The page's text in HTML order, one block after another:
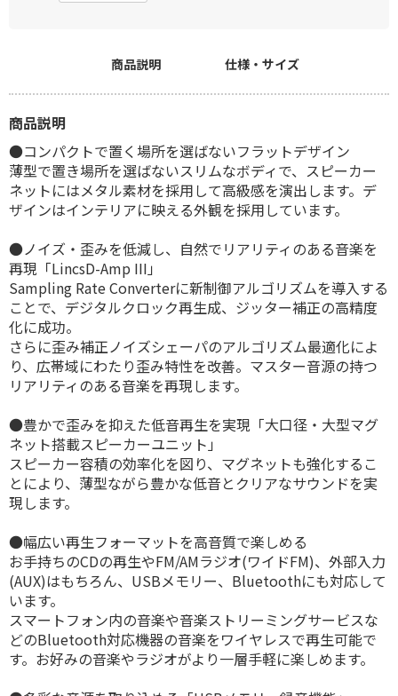
商品説明 仕様・サイズ
商品説明
●コンパクトで置く場所を選ばないフラットデザイン
薄型で置き場所を選ばないスリムなボディで、スピーカー
ネットにはメタル素材を採用して高級感を演出します。デ
ザインはインテリアに映える外観を採用しています。
●ノイズ・歪みを低減し、自然でリアリティのある音楽を
再現「LincsD-Amp III」
Sampling Rate Converterに新制御アルゴリズムを導入する
ことで、デジタルクロック再生成、ジッター補正の高精度
化に成功。
さらに歪み補正ノイズシェーパのアルゴリズム最適化によ
り、広帯域にわたり歪み特性を改善。マスター音源の持つ
リアリティのある音楽を再現します。
●豊かで歪みを抑えた低音再生を実現「大口径・大型マグ
ネット搭載スピーカーユニット」
スピーカー容積の効率化を図り、マグネットも強化するこ
とにより、薄型ながら豊かな低音とクリアなサウンドを実
現します。
●幅広い再生フォーマットを高音質で楽しめる
お手持ちのCDの再生やFM/AMラジオ(ワイドFM)、外部入力
(AUX)はもちろん、USBメモリー、Bluetoothにも対応して
います。
スマートフォン内の音楽や音楽ストリーミングサービスな
どのBluetooth対応機器の音楽をワイヤレスで再生可能で
す。お好みの音楽やラジオがより一層手軽に楽しめます。